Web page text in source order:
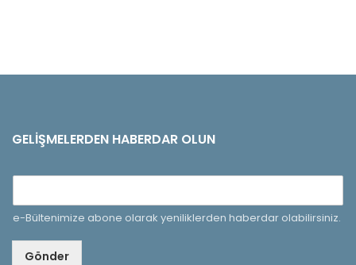
GELIŞMELERDEN HABERDAR OLUN
e-Bültenimize abone olarak yeniliklerden haberdar olabilirsiniz.
Gönder